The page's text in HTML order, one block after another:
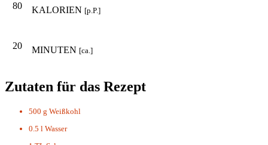
80 KALORIEN [p.P.]
20 MINUTEN [ca.]
Zutaten für das Rezept
500 g Weißkohl
0.5 l Wasser